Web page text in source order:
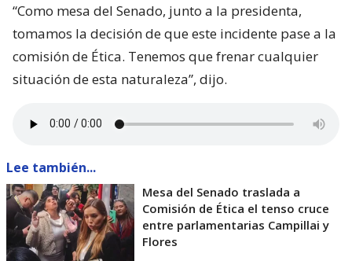
“Como mesa del Senado, junto a la presidenta,
tomamos la decisión de que este incidente pase a la
comisión de Ética. Tenemos que frenar cualquier
situación de esta naturaleza”, dijo.
Lee también...
Mesa del Senado traslada a
Comisión de Ética el tenso cruce
entre parlamentarias Campillai y
Flores